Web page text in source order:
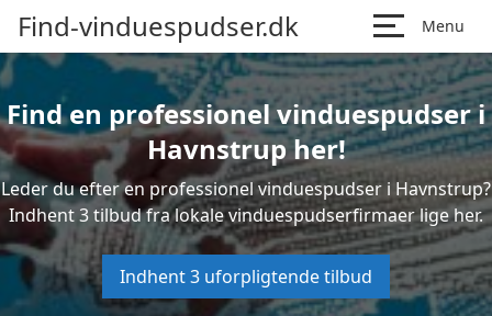
Find-vinduespudser.dk Menu
Find en professionel vinduespudser i
Havnstrup her!
Leder du efter en professionel vinduespudser i Havnstrup?
Indhent 3 tilbud fra lokale vinduespudserfirmaer lige her.
Indhent 3 uforpligtende tilbud